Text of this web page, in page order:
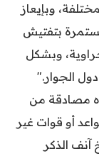
وبإيعاز
بتفتيش
وبشكل
الجوار."
مصادقة من
أو قوات غير
آنف الذكر